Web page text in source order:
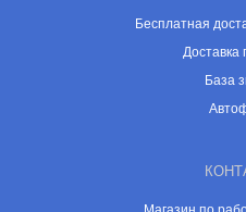
Бесплатная
Доставка
База